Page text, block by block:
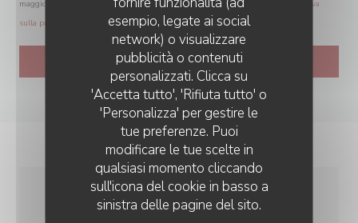
esempio, legate ai social
network) o visualizzare
pubblicità o contenuti
personalizzati. Clicca su
'Accetta tutto', 'Rifiuta tutto' o
'Personalizza' per gestire le
tue preferenze. Puoi
modificare le tue scelte in
qualsiasi momento cliccando
sull'icona del cookie in basso a
sinistra delle pagine del sito.
maggiori informazioni sul trattamento dei tuoi dati, consulta la nostra
informativa
sulla privacy
INFORMAZIONI